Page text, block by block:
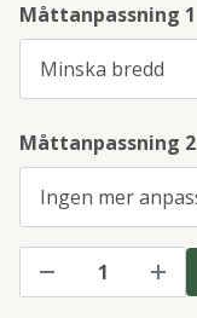
Måttanpassning 1
Måttanpassning 2